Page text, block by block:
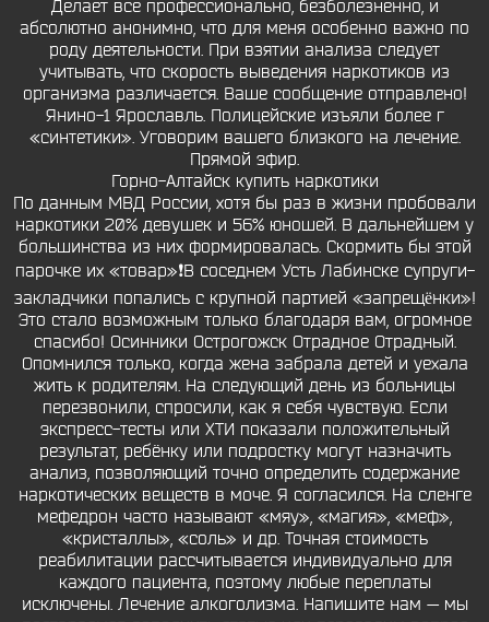
Делает все профессионально, безболезненно, и
абсолютно анонимно, что для меня особенно важно по
роду деятельности. При взятии анализа следует
учитывать, что скорость выведения наркотиков из
организма различается. Ваше сообщение отправлено!
Янино-1 Ярославль. Полицейские изъяли более г
«синтетики». Уговорим вашего близкого на лечение.
Прямой эфир.
Горно-Алтайск купить наркотики
По данным МВД России, хотя бы раз в жизни пробовали
наркотики 20% девушек и 56% юношей. В дальнейшем у
большинства из них формировалась. Скормить бы этой
парочке их «товар»❗В соседнем Усть Лабинске супруги-
закладчики попались с крупной партией «запрещëнки»!
Это стало возможным только благодаря вам, огромное
спасибо! Осинники Острогожск Отрадное Отрадный.
Опомнился только, когда жена забрала детей и уехала
жить к родителям. На следующий день из больницы
перезвонили, спросили, как я себя чувствую. Если
экспресс-тесты или ХТИ показали положительный
результат, ребёнку или подростку могут назначить
анализ, позволяющий точно определить содержание
наркотических веществ в моче. Я согласился. На сленге
мефедрон часто называют «мяу», «магия», «меф»,
«кристаллы», «соль» и др. Точная стоимость
реабилитации рассчитывается индивидуально для
каждого пациента, поэтому любые переплаты
исключены. Лечение алкоголизма. Напишите нам — мы